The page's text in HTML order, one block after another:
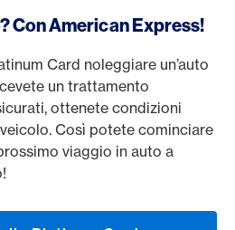
Con American Express!
Card noleggiare un’auto
un trattamento
ottenete condizioni
Così potete cominciare
viaggio in auto a